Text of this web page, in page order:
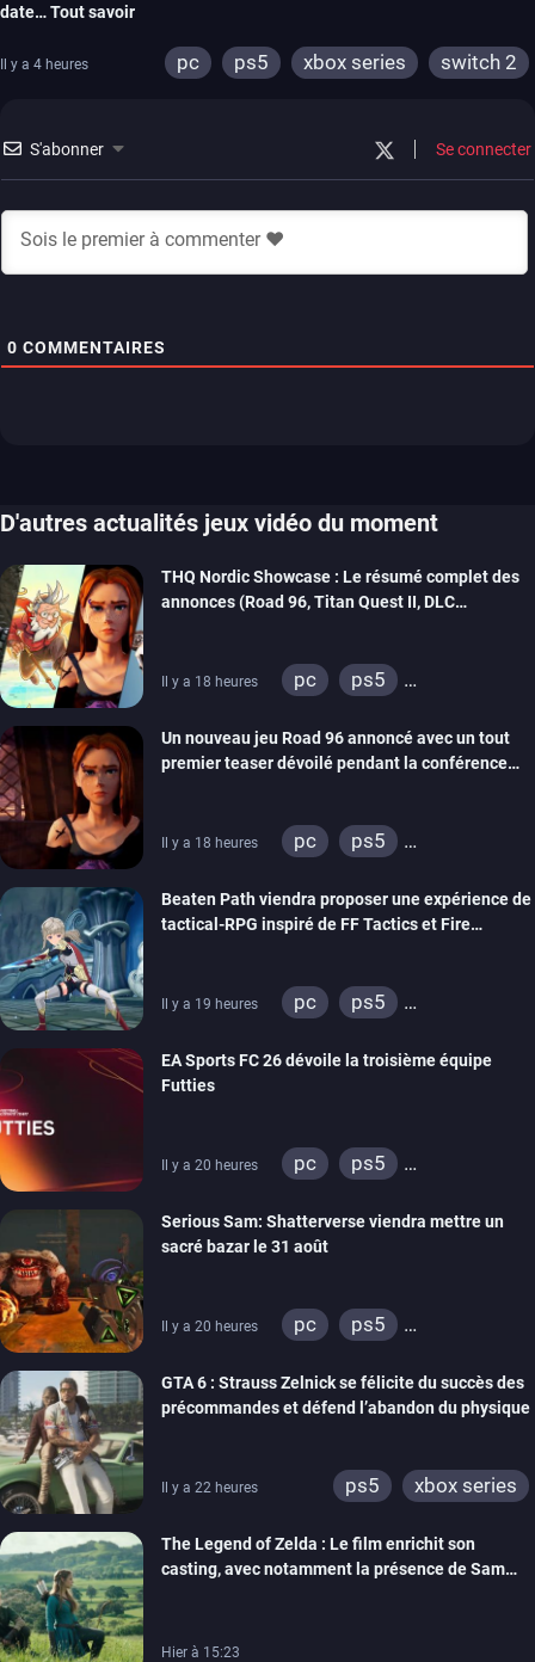
date… Tout savoir
Il y a 4 heures pc ps5 xbox series switch 2
S'abonner Se connecter
0 COMMENTAIRES
D'autres actualités jeux vidéo du moment
THQ Nordic Showcase : Le résumé complet des
annonces (Road 96, Titan Quest II, DLC
Il y a 18 heures pc
ps5
stadia
ps4
xbox one
switch 2
Un nouveau jeu Road 96 annoncé avec un tout
premier teaser dévoilé pendant la conférence
Il y a 18 heures pc
ps5
stadia
ps4
xbox one
Beaten Path viendra proposer une expérience de
tactical-RPG inspiré de FF Tactics et Fire
Il y a 19 heures pc
ps5
EA Sports FC 26 dévoile la troisième équipe
Futties
Il y a 20 heures pc
ps5
ps4
xbox one
switch 2
Serious Sam: Shatterverse viendra mettre un
sacré bazar le 31 août
Il y a 20 heures pc
ps5
GTA 6 : Strauss Zelnick se félicite du succès des
précommandes et défend l’abandon du physique
Il y a 22 heures ps5 xbox series
The Legend of Zelda : Le film enrichit son
casting, avec notamment la présence de Sam
Hier à 15:23